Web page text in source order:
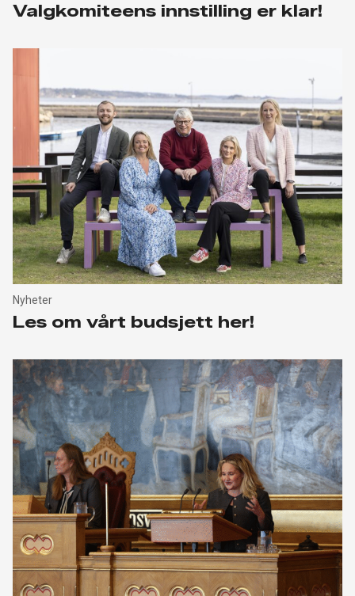
Valgkomiteens innstilling er klar!
Nyheter
Les om vårt budsjett her!